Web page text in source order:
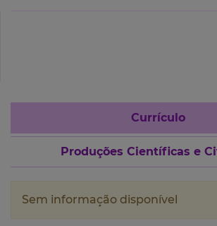
Currículo
Produções Científicas e
Sem informação disponível